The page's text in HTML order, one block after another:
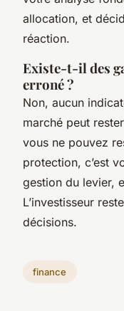
allocation, et
réaction.
Existe-t-il des
erroné ?
Non, aucun
marché peut
vous ne pouvez
protection, c’est
gestion du levier,
L’investisseur
décisions.
finance